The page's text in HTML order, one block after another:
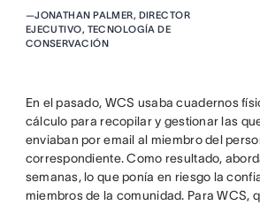
—JONATHAN PALMER, DIRECTOR
EJECUTIVO, TECNOLOGÍA DE
CONSERVACIÓN
En el pasado, WCS usaba cuadernos
cálculo para recopilar y gestionar las
enviaban por email al miembro del
correspondiente. Como resultado,
semanas, lo que ponía en riesgo la
miembros de la comunidad. Para WCS,